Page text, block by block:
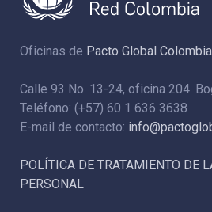
Oficinas de Pacto Global
Calle 93 No. 13-24, oficina 204.
Teléfono: (+57) 60 1 636 3638
E-mail de contacto:
POLÍTICA DE TRATAMIENTO DE
PERSONAL